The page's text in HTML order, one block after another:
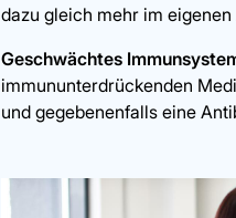
dazu gleich mehr im
Geschwächtes
immununterdrückenden
und gegebenenfalls eine